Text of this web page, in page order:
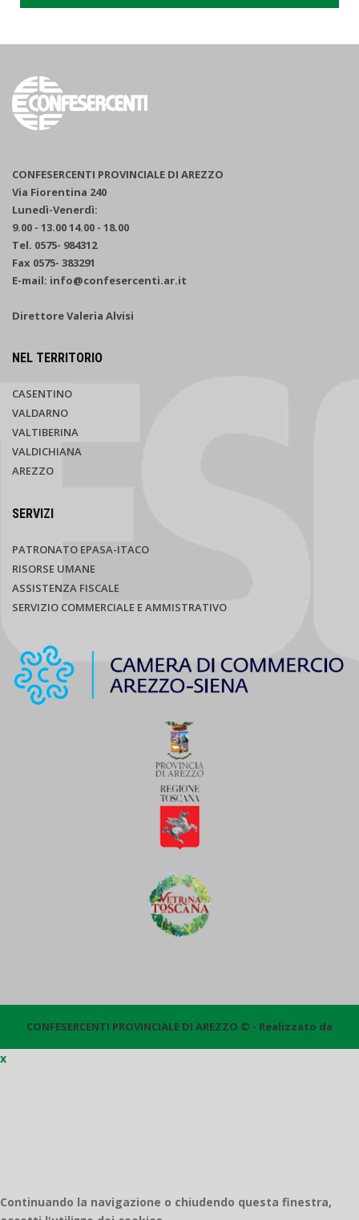
CONFESERCENTI PROVINCIALE DI AREZZO
Via Fiorentina 240
Lunedì-Venerdì:
9.00 - 13.00 14.00 - 18.00
Tel. 0575- 984312
Fax 0575- 383291
E-mail: info@confesercenti.ar.it
Direttore Valeria Alvisi
NEL TERRITORIO
CASENTINO
VALDARNO
VALTIBERINA
VALDICHIANA
AREZZO
SERVIZI
PATRONATO EPASA-ITACO
RISORSE UMANE
ASSISTENZA FISCALE
SERVIZIO COMMERCIALE E AMMISTRATIVO
CONFESERCENTI PROVINCIALE DI AREZZO © - Realizzato da
x
Continuando la navigazione o chiudendo questa finestra,